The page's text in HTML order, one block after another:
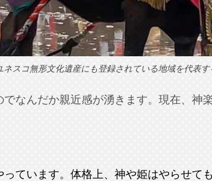
スコ無形文化遺産にも登録されている地域を代表す
なんだか親近感が湧きます。現在、神
ています。体格上、神や姫はやらせて